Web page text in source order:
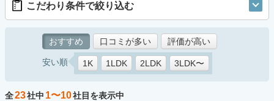
こだわり条件で絞り込む
おすすめ 口コミが多い 評価が高い
安い順 1K 1LDK 2LDK 3LDK〜
全23社中 1〜10社目を表示中